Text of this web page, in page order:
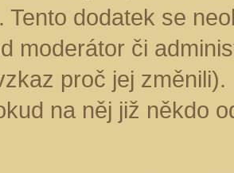
Tento dodatek se
moderátor či
proč jej
na něj již někdo